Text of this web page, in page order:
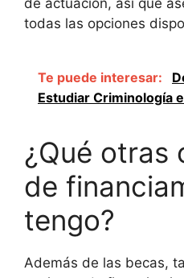
todas las opciones
Te puede interesar:
Estudiar Criminología
¿Qué otras
de
tengo?
Además de las becas,